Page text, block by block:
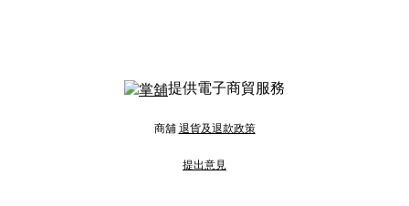
提供電子商貿服務
商舖 退貨及退款政策
提出意見